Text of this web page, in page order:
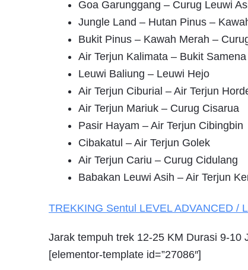
Goa Garunggang – Curug Leuwi
Jungle Land – Hutan Pinus –
Bukit Pinus – Kawah Merah –
Air Terjun Kalimata – Bukit Samena
Leuwi Baliung – Leuwi Hejo
Air Terjun Ciburial – Air Terjun
Air Terjun Mariuk – Curug Cisarua
Pasir Hayam – Air Terjun Cibingbin
Cibakatul – Air Terjun Golek
Air Terjun Cariu – Curug Cidulang
Babakan Leuwi Asih – Air Terjun
TREKKING Sentul LEVEL ADVANCED /
Jarak tempuh trek 12-25 KM Durasi 9-10
[elementor-template id=”27086″]